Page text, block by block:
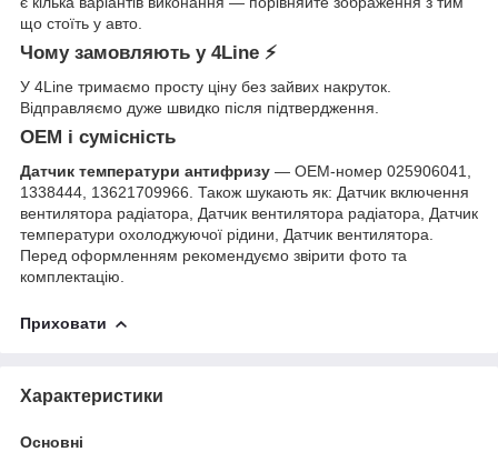
що стоїть у авто.
Чому замовляють у 4Line ⚡
У 4Line тримаємо просту ціну без зайвих накруток.
Відправляємо дуже швидко після підтвердження.
OEM і сумісність
Датчик температури антифризу — OEM-номер 025906041,
1338444, 13621709966. Також шукають як: Датчик включення
вентилятора радіатора, Датчик вентилятора радіатора, Датчик
температури охолоджуючої рідини, Датчик вентилятора.
Перед оформленням рекомендуємо звірити фото та
комплектацію.
Приховати
Характеристики
Основні